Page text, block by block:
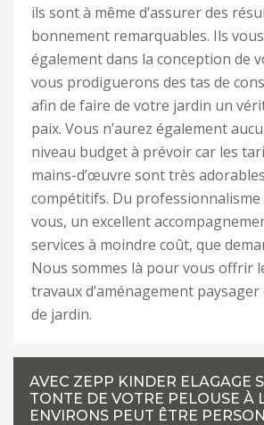
ils sont à même d’assurer des
bonnement remarquables. Ils
également dans la conception de
vous prodiguerons des tas de
afin de faire de votre jardin un
paix. Vous n’aurez également
niveau budget à prévoir car les
mains-d’œuvre sont très
compétitifs. Du professionnalisme
vous, un excellent
services à moindre coût, que
Nous sommes là pour vous offrir
travaux d’aménagement
de jardin.
AVEC ZEPP KINDER ELAGAGE
TONTE DE VOTRE PELOUSE À
ENVIRONS PEUT ÊTRE